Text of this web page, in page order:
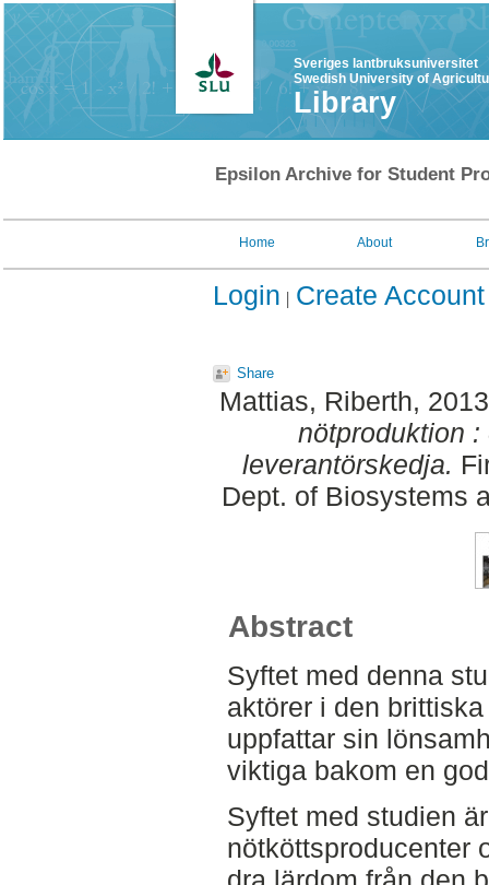
Sveriges lantbruksuniversitet
Swedish University of
Library
Epsilon Archive for Student
Home About
Login Create Account
Share
Mattias, Riberth,
nötproduktion
leverantörskedja.
Dept. of Biosystems
Abstract
Syftet med denna
aktörer i den
uppfattar sin
viktiga bakom en
Syftet med studien
nötköttsproducenter